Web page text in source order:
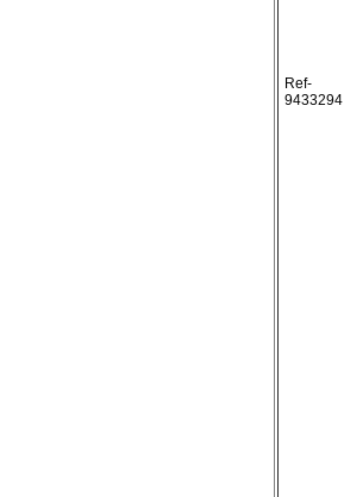
Ref-
9433294